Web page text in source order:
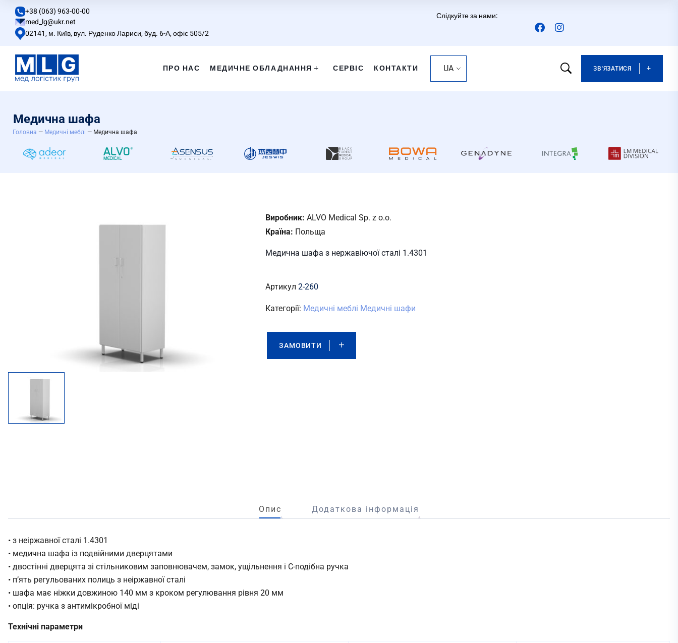
+38 (063) 963-00-00
med_lg@ukr.net
02141, м. Київ, вул. Руденко Лариси, буд. 6-А, офіс 505/2
Слідкуйте за нами:
ПРО НАС МЕДИЧНЕ ОБЛАДНАННЯ СЕРВІС КОНТАКТИ UA ЗВ'ЯЗАТИСЯ
Медична шафа
Головна — Медичні меблі — Медична шафа
Виробник: ALVO Medical Sp. z o.o.
Країна: Польща
Медична шафа з нержавіючої сталі 1.4301
Артикул 2-260
Категорії: Медичні меблі Медичні шафи
ЗАМОВИТИ
Опис Додаткова інформація
• з неіржавної сталі 1.4301
• медична шафа із подвійними дверцятами
• двостінні дверцята зі стільниковим заповнювачем, замок, ущільнення і С-подібна ручка
• п’ять регульованих полиць з неіржавної сталі
• шафа має ніжки довжиною 140 мм з кроком регулювання рівня 20 мм
• опція: ручка з антимікробної міді
Технічні параметри